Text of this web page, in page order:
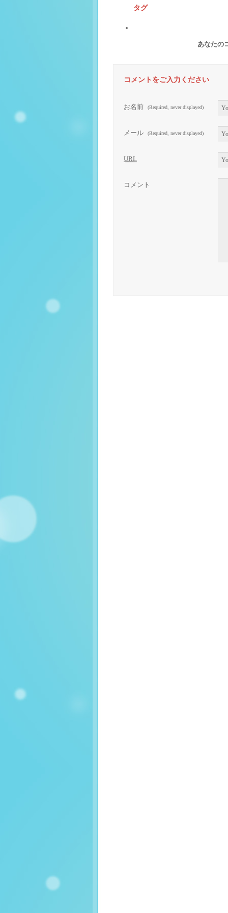
タグ
あなたの
コメントをご入力ください
お名前 (Required, never displayed)
メール (Required, never displayed)
URL
コメント